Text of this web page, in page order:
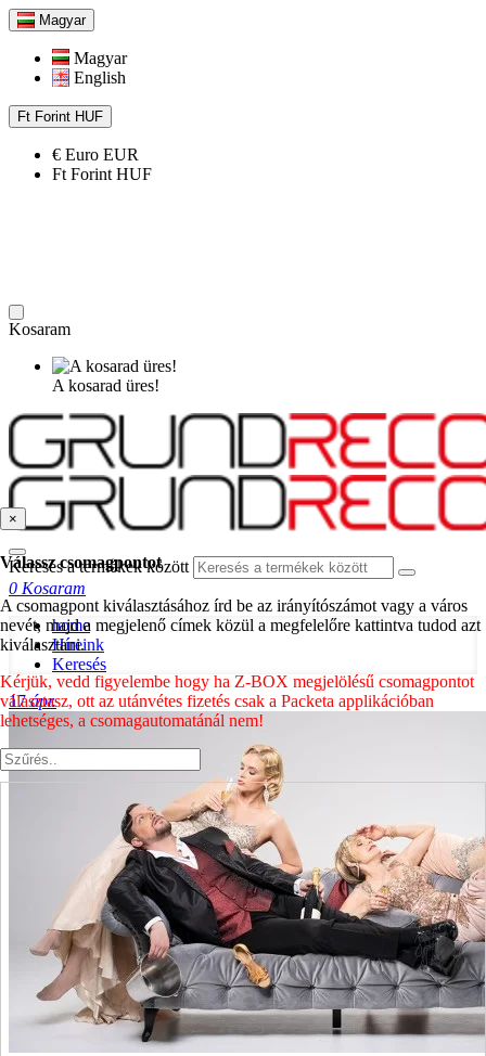
Magyar
Magyar
English
Ft Forint HUF
€ Euro EUR
Ft Forint HUF
Kosaram
A kosarad üres!
Keresés a termékek között
0 Kosaram
home
Híreink
Keresés
17ápr.
×
Válassz csomagpontot
A csomagpont kiválasztásához írd be az irányítószámot vagy a város
nevét, majd a megjelenő címek közül a megfelelőre kattintva tudod azt
kiválasztani.
Kérjük, vedd figyelembe hogy ha Z-BOX megjelölésű csomagpontot
választasz, ott az utánvétes fizetés csak a Packeta applikációban
lehetséges, a csomagautomatánál nem!